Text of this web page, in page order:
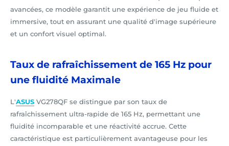
avancées, ce modèle garantit une expérience de jeu fluide et
immersive, tout en assurant une qualité d'image supérieure
et un confort visuel optimal.
Taux de rafraîchissement de 165 Hz pour
une fluidité Maximale
L'ASUS VG278QF se distingue par son taux de
rafraîchissement ultra-rapide de 165 Hz, permettant une
fluidité incomparable et une réactivité accrue. Cette
caractéristique est particulièrement avantageuse pour les